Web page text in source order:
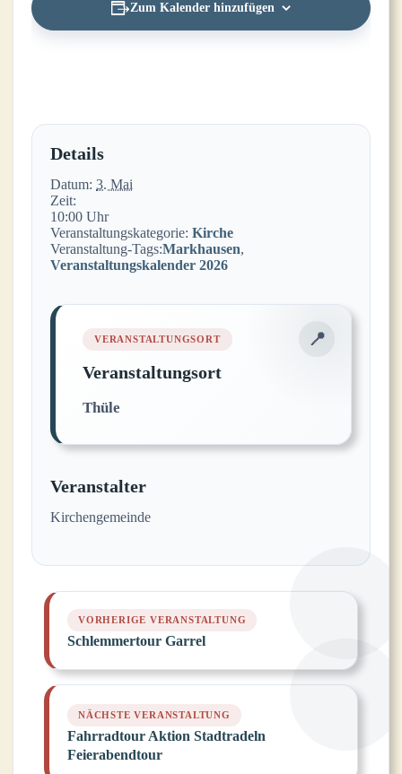
Zum Kalender hinzufügen
Details
Datum: 3. Mai
Zeit:
10:00 Uhr
Veranstaltungskategorie: Kirche
Veranstaltung-Tags:Markhausen,
Veranstaltungskalender 2026
Veranstaltungsort
Thüle
Veranstalter
Kirchengemeinde
Schlemmertour Garrel
Fahrradtour Aktion Stadtradeln
Feierabendtour